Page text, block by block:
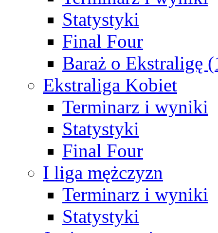
Statystyki
Final Four
Baraż o Ekstraligę
Ekstraliga Kobiet
Terminarz i wyniki
Statystyki
Final Four
I liga mężczyzn
Terminarz i wyniki
Statystyki